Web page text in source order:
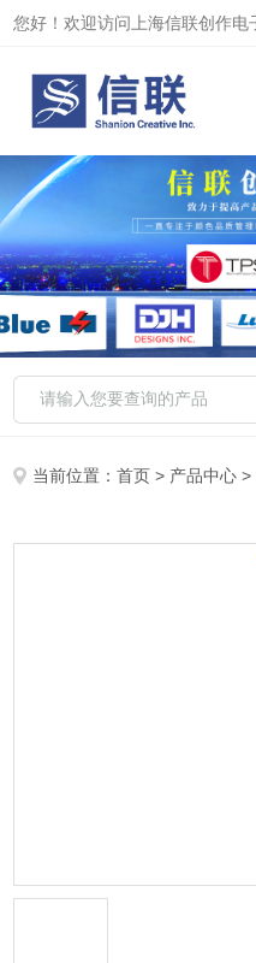
您好！欢迎访问上海信联创作电
当前位置：首页 > 产品中心 >